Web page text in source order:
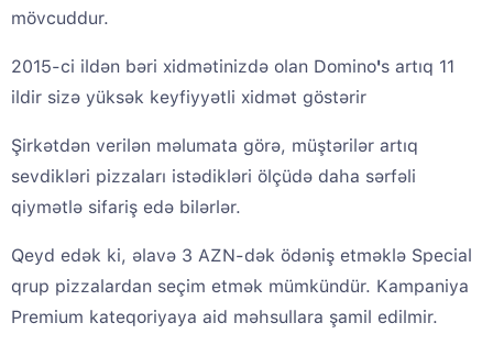
mövcuddur.
2015-ci ildən bəri xidmətinizdə olan Domino's artıq 11
ildir sizə yüksək keyfiyyətli xidmət göstərir
Şirkətdən verilən məlumata görə, müştərilər artıq
sevdikləri pizzaları istədikləri ölçüdə daha sərfəli
qiymətlə sifariş edə bilərlər.
Qeyd edək ki, əlavə 3 AZN-dək ödəniş etməklə Special
qrup pizzalardan seçim etmək mümkündür. Kampaniya
Premium kateqoriyaya aid məhsullara şamil edilmir.